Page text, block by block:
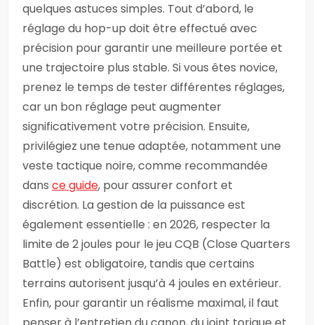
quelques astuces simples. Tout d’abord, le
réglage du hop-up doit être effectué avec
précision pour garantir une meilleure portée et
une trajectoire plus stable. Si vous êtes novice,
prenez le temps de tester différentes réglages,
car un bon réglage peut augmenter
significativement votre précision. Ensuite,
privilégiez une tenue adaptée, notamment une
veste tactique noire, comme recommandée
dans ce guide, pour assurer confort et
discrétion. La gestion de la puissance est
également essentielle : en 2026, respecter la
limite de 2 joules pour le jeu CQB (Close Quarters
Battle) est obligatoire, tandis que certains
terrains autorisent jusqu’à 4 joules en extérieur.
Enfin, pour garantir un réalisme maximal, il faut